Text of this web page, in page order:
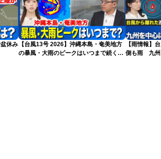
【台風13号 2026】沖縄本島・奄美地方
の暴風・大雨のピークはいつまで続く？
【雨情報】
側も雨 九州